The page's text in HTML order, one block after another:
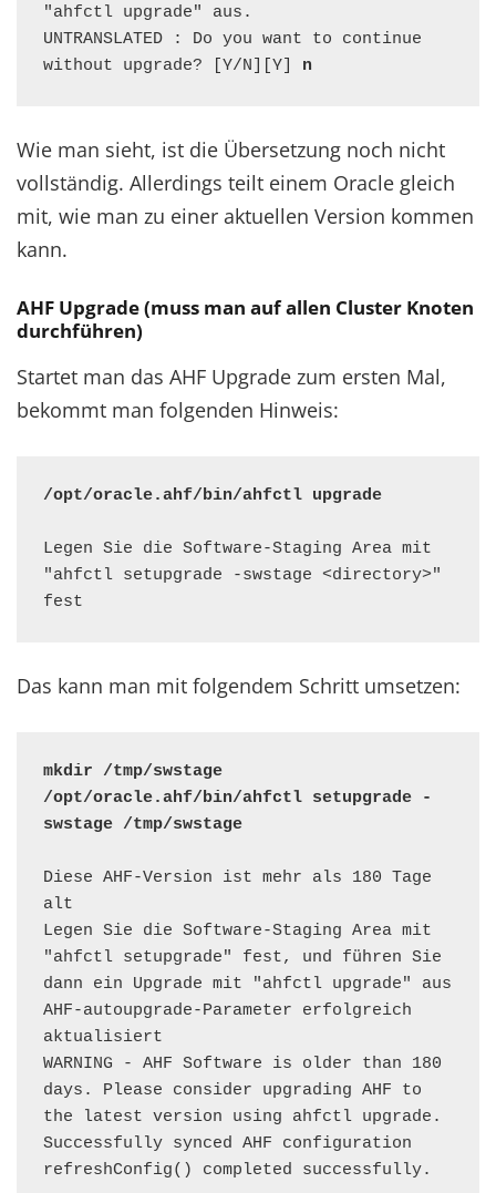
"ahfctl upgrade" aus.
UNTRANSLATED : Do you want to continue
without upgrade? [Y/N][Y] n
Wie man sieht, ist die Übersetzung noch nicht
vollständig. Allerdings teilt einem Oracle gleich
mit, wie man zu einer aktuellen Version kommen
kann.
AHF Upgrade (muss man auf allen Cluster Knoten
durchführen)
Startet man das AHF Upgrade zum ersten Mal,
bekommt man folgenden Hinweis:
/opt/oracle.ahf/bin/ahfctl upgrade
Legen Sie die Software-Staging Area mit
"ahfctl setupgrade -swstage <directory>"
fest
Das kann man mit folgendem Schritt umsetzen:
mkdir /tmp/swstage
/opt/oracle.ahf/bin/ahfctl setupgrade -
swstage /tmp/swstage
Diese AHF-Version ist mehr als 180 Tage
alt
Legen Sie die Software-Staging Area mit
"ahfctl setupgrade" fest, und führen Sie
dann ein Upgrade mit "ahfctl upgrade" aus
AHF-autoupgrade-Parameter erfolgreich
aktualisiert
WARNING - AHF Software is older than 180
days. Please consider upgrading AHF to
the latest version using ahfctl upgrade.
Successfully synced AHF configuration
refreshConfig() completed successfully.